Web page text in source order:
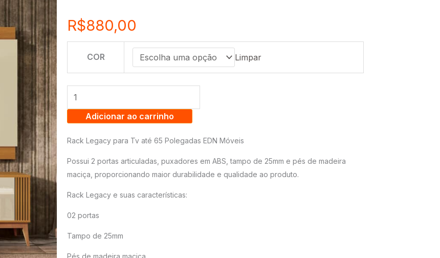
R$880,00
COR Limpar
RACK
LEGACY
PAINEL
2.0
COM
2
PORTAS
DETALHES
RIPADO
Adicionar ao carrinho
Rack Legacy para Tv até 65 Polegadas EDN Móveis
Possui 2 portas articuladas, puxadores em ABS, tampo de 25mm e pés de madeira
maciça, proporcionando maior durabilidade e qualidade ao produto.
Rack Legacy e suas características:
02 portas
Tampo de 25mm